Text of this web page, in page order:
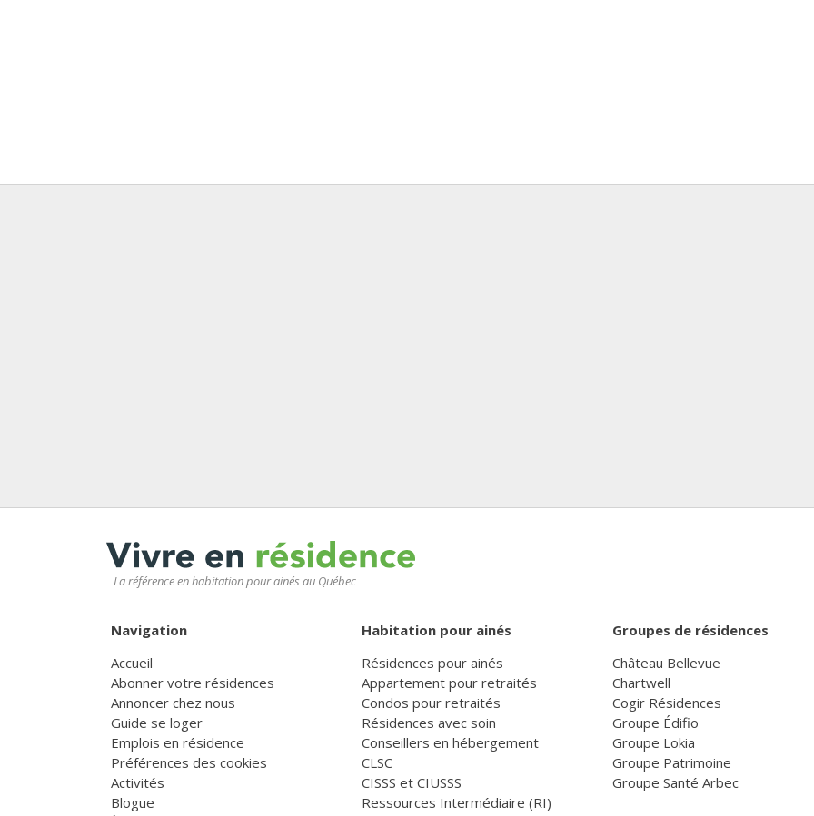
La référence en habitation pour ainés au Québec
Navigation
Accueil
Abonner votre résidences
Annoncer chez nous
Guide se loger
Emplois en résidence
Préférences des cookies
Activités
Blogue
Habitation pour ainés
Résidences pour ainés
Appartement pour retraités
Condos pour retraités
Résidences avec soin
Conseillers en hébergement
CLSC
CISSS et CIUSSS
Ressources Intermédiaire (RI)
Groupes de résidences
Château Bellevue
Chartwell
Cogir Résidences
Groupe Édifio
Groupe Lokia
Groupe Patrimoine
Groupe Santé Arbec